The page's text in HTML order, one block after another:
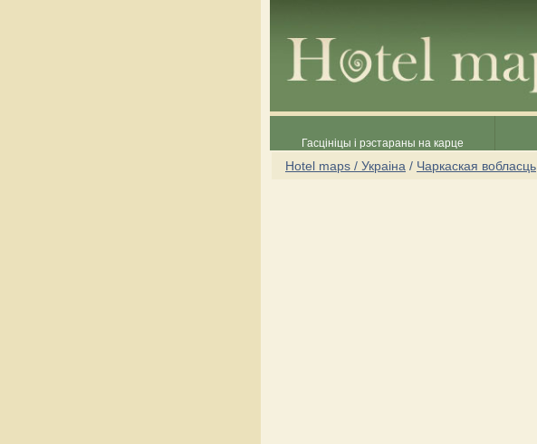
Гасцініцы і рэстараны на карце
Hotel maps / Украіна / Чаркаская вобласць